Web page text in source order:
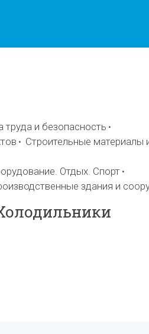
и безопасность
Строительные материалы
Отдых. Спорт
здания и